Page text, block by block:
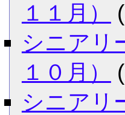
１１月）
シニアリ
１０月）
シニアリ